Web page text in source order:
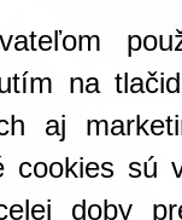
na
aj
cookies sú
doby